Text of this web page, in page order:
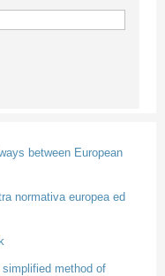
between European
normativa europea ed
method of